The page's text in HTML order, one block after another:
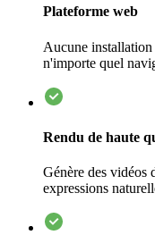
Plateforme web
Aucune
n'importe quel
Rendu de haute
Génère des vidéos
expressions